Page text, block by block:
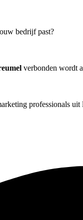
bedrijf past?
verbonden wordt
professionals uit